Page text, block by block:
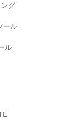
ング
ール
ル